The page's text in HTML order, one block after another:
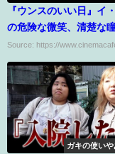
『ウンスのいい日』イ
の危険な微笑、清楚な瞳
潜む決意
Source: https://
ガキの使い